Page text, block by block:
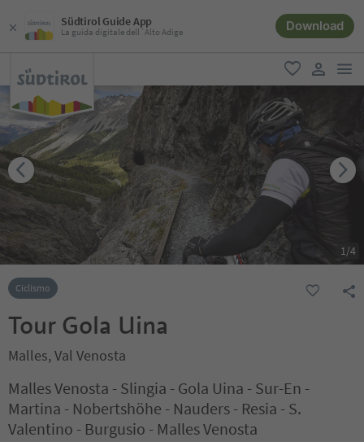
Südtirol Guide App
La guida digitale dell´Alto Adige Download
favoriti
user link
1/4
Ciclismo
Tour Gola Uina
Malles, Val Venosta
Malles Venosta - Slingia - Gola Uina - Sur-En -
Martina - Nobertshöhe - Nauders - Resia - S.
Valentino - Burgusio - Malles Venosta